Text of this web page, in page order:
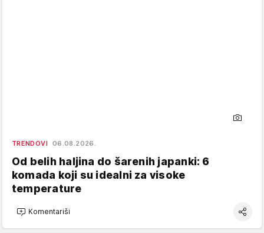
TRENDOVI 06.08.2026.
Od belih haljina do šarenih japanki: 6
komada koji su idealni za visoke
temperature
Komentariši